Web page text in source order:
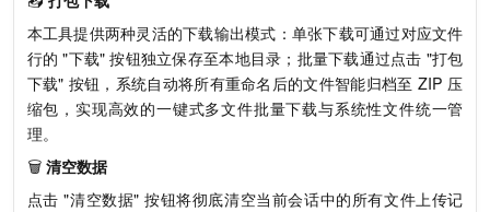
本工具提供两种灵活的下载输出模式：单张下载可通过对应文件
行的 "下载" 按钮独立保存至本地目录；批量下载通过点击 "打包
下载" 按钮，系统自动将所有重命名后的文件智能归档至 ZIP 压
缩包，实现高效的一键式多文件批量下载与系统性文件统一管
理。
🗑️ 清空数据
点击 "清空数据" 按钮将彻底清空当前会话中的所有文件上传记